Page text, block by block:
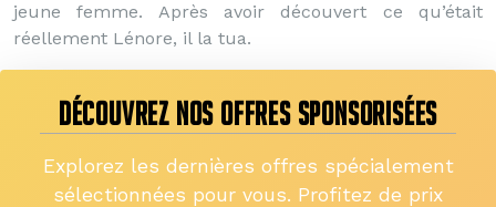
jeune femme. Après avoir découvert ce qu’était
réellement Lénore, il la tua.
DÉCOUVREZ NOS OFFRES SPONSORISÉES
Explorez les dernières offres spécialement
sélectionnées pour vous. Profitez de prix